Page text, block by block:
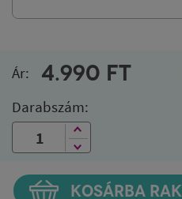
Ár: 4.990 FT
Darabszám:
KOSÁRBA